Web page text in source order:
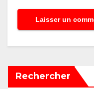
Rechercher